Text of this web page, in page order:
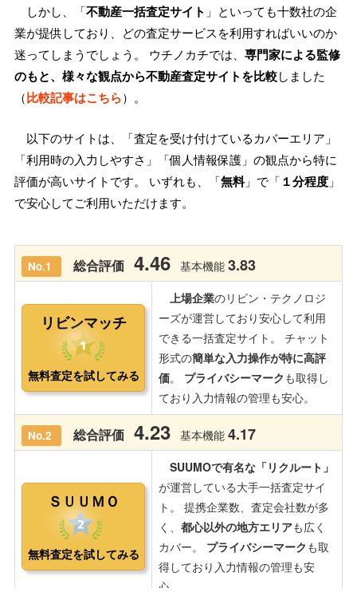
しかし、「不動産一括査定サイト 」といっても十数社の企
業が提供しており、どの査定サービスを利用すればいいのか
迷ってしまうでしょう。 ウチノカチでは、 専門家による監修
のもと、様々な観点から不動産査定サイトを比較しました
（比較記事はこちら）。
以下のサイトは、「査定を受け付けているカバーエリア」
「利用時の入力しやすさ」「個人情報保護」の観点から特に
評価が高いサイトです。 いずれも、「無料」で「 １分程度 」
で安心してご利用いただけます。